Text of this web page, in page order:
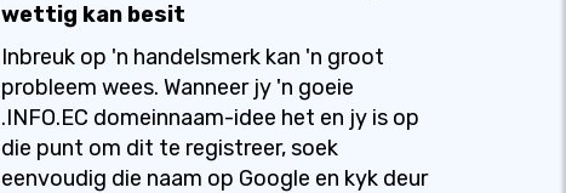
wettig kan besit
Inbreuk op 'n handelsmerk kan 'n groot
probleem wees. Wanneer jy 'n goeie
.INFO.EC domeinnaam-idee het en jy is op
die punt om dit te registreer, soek
eenvoudig die naam op Google en kyk deur